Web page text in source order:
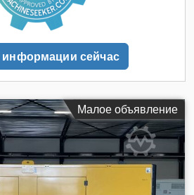
сейчас
Малое объявление